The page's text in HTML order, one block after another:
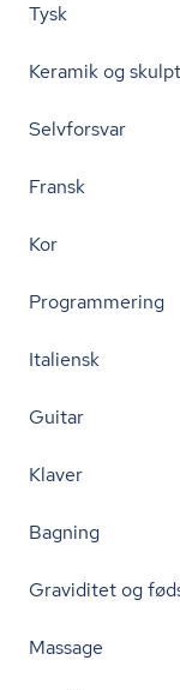
Tysk
Keramik og
Selvforsvar
Fransk
Kor
Programmering
Italiensk
Guitar
Klaver
Bagning
Graviditet og
Massage